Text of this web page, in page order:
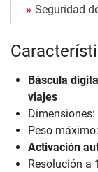
Seguridad
Báscula
viajes
Peso
Activación
Resolución a